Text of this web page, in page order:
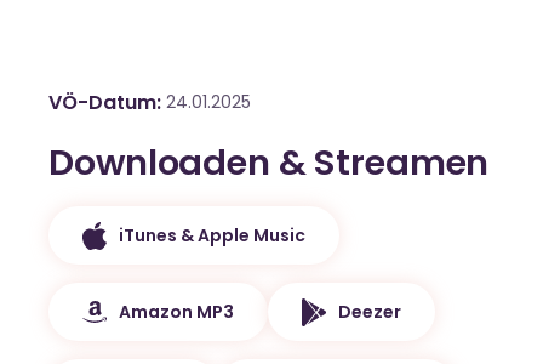
VÖ-Datum 24.01.2025
Downloaden & Streamen
iTunes & Apple Music
Amazon MP3 Deezer